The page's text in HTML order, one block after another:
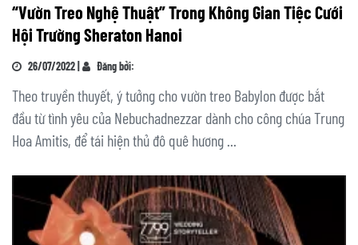
“Vườn Treo Nghệ Thuật” Trong Không Gian Tiệc Cưới
Hội Trường Sheraton Hanoi
26/07/2022 | Đăng bởi:
Theo truyền thuyết, ý tưởng cho vườn treo Babylon được bắt
đầu từ tình yêu của Nebuchadnezzar dành cho công chúa Trung
Hoa Amitis, để tái hiện thủ đô quê hương ...